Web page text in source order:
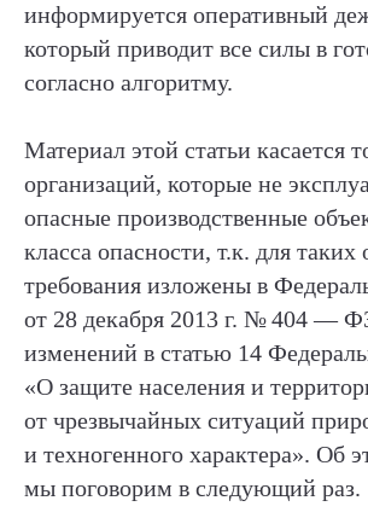
информируется оперативный
который приводит все силы в
согласно алгоритму.
Материал этой статьи касается
организаций, которые не
опасные производственные
класса опасности, т.к. для таких
требования изложены в
от 28 декабря 2013 г. № 404 —
изменений в статью 14
«О защите населения и
от чрезвычайных ситуаций
и техногенного характера». Об
мы поговорим в следующий раз.